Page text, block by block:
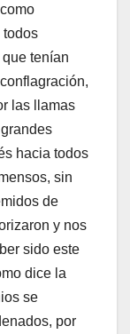
todos
tenían
las llamas
hacia todos
sin
de
y nos
sido este
dice la
se
por